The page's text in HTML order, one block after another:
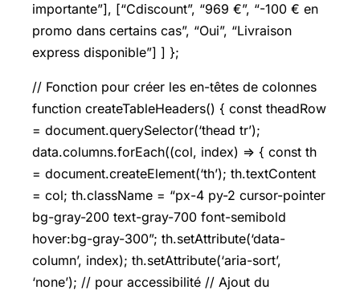
importante”], [“Cdiscount”, “969 €”, “-100 € en
promo dans certains cas”, “Oui”, “Livraison
express disponible”] ] };
// Fonction pour créer les en-têtes de colonnes
function createTableHeaders() { const theadRow
= document.querySelector(‘thead tr’);
data.columns.forEach((col, index) => { const th
= document.createElement(‘th’); th.textContent
= col; th.className = “px-4 py-2 cursor-pointer
bg-gray-200 text-gray-700 font-semibold
hover:bg-gray-300”; th.setAttribute(‘data-
column’, index); th.setAttribute(‘aria-sort’,
‘none’); // pour accessibilité // Ajout du